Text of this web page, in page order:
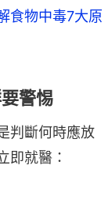
食物中毒7大原
警惕
判斷何時應放
即就醫：